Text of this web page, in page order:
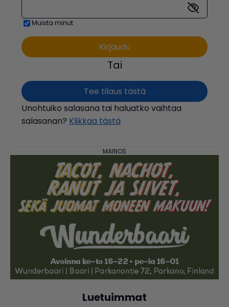
Muista minut
Tai
Tee tilaus tästä
Unohtuiko salasana tai haluatko vaihtaa
salasanan? Klikkaa tästä
Luetuimmat